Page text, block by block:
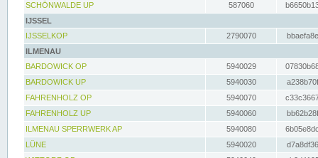
SCHÖNWALDE UP
587060
IJSSEL
IJSSELKOP
2790070
ILMENAU
BARDOWICK OP
5940029
BARDOWICK UP
5940030
FAHRENHOLZ OP
5940070
FAHRENHOLZ UP
5940060
ILMENAU SPERRWERK AP
5940080
LÜNE
5940020